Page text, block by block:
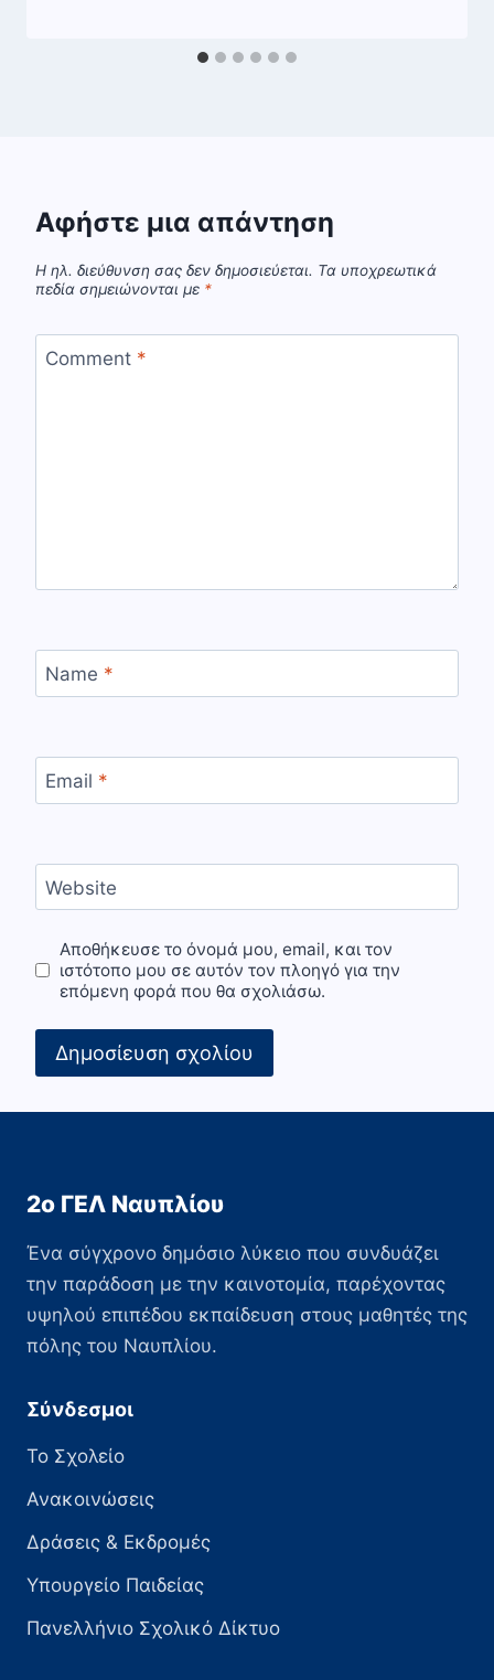
Αφήστε μια απάντηση
Η ηλ. διεύθυνση σας δεν δημοσιεύεται. Τα υποχρεωτικά
πεδία σημειώνονται με *
Comment *
Name *
Email *
Website
Αποθήκευσε το όνομά μου, email, και τον
ιστότοπο μου σε αυτόν τον πλοηγό για την
επόμενη φορά που θα σχολιάσω.
2ο ΓΕΛ Ναυπλίου
Ένα σύγχρονο δημόσιο λύκειο που συνδυάζει
την παράδοση με την καινοτομία, παρέχοντας
υψηλού επιπέδου εκπαίδευση στους μαθητές της
πόλης του Ναυπλίου.
Σύνδεσμοι
Το Σχολείο
Ανακοινώσεις
Δράσεις & Εκδρομές
Υπουργείο Παιδείας
Πανελλήνιο Σχολικό Δίκτυο